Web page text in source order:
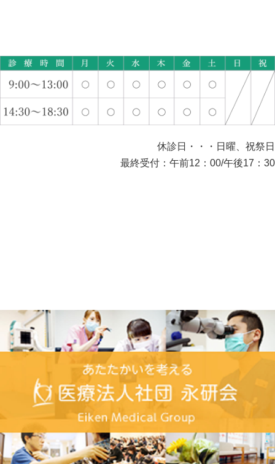
休診日・・・日曜、祝祭日
最終受付：午前12：00/午後17：30